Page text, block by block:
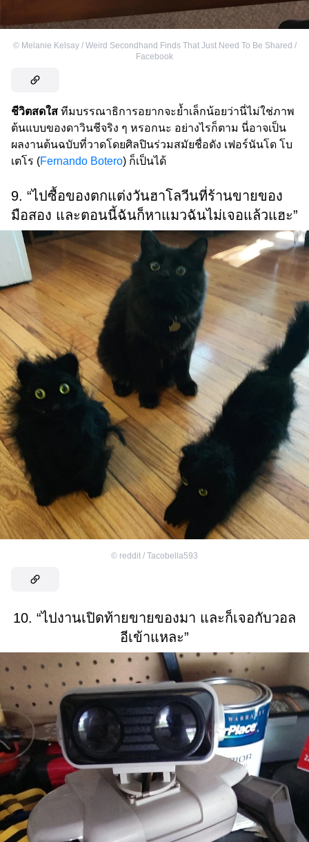
© Melanie Kelsay‎ / Weird Secondhand Finds That Just Need To Be Shared /
Facebook
ชีวิตสดใส ทีมบรรณาธิการอยากจะย้ำเล็กน้อยว่านี่ไม่ใช่ภาพ
ต้นแบบของดาวินชีจริง ๆ หรอกนะ อย่างไรก็ตาม นี่อาจเป็น
ผลงานต้นฉบับที่วาดโดยศิลปินร่วมสมัยชื่อดัง เฟอร์นันโด โบ
เตโร (Fernando Botero) ก็เป็นได้
9. “ไปซื้อของตกแต่งวันฮาโลวีนที่ร้านขายของ
มือสอง และตอนนี้ฉันก็หาแมวฉันไม่เจอแล้วแฮะ”
© reddit / Tacobella593
10. “ไปงานเปิดท้ายขายของมา และก็เจอกับวอล
อีเข้าแหละ”